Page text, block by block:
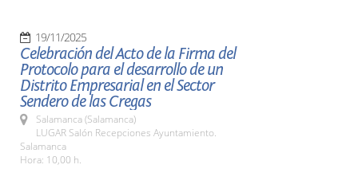
19/11/2025
Celebración del Acto de la Firma del
Protocolo para el desarrollo de un
Distrito Empresarial en el Sector
Sendero de las Cregas
Salamanca (Salamanca)
LUGAR Salón Recepciones Ayuntamiento.
Salamanca
Hora: 10,00 h.